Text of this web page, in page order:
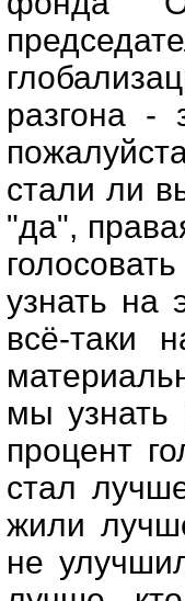
разгона -
стали ли
"да",
узнать на
всё-таки
мы узнать
процент
стал
жили
не